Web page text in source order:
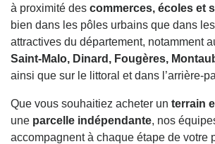
à proximité des commerces, écoles et
bien dans les pôles urbains que dans
attractives du département, notamment
Saint-Malo, Dinard, Fougères,
ainsi que sur le littoral et dans l’arrière-
Que vous souhaitiez acheter un terrain
une parcelle indépendante, nos
accompagnent à chaque étape de votre